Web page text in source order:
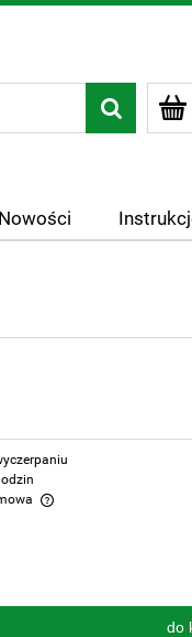
Nowości
do